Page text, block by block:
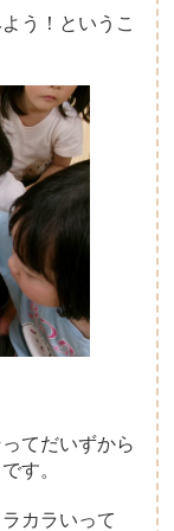
う！というこ
てだいずから
す。
カラいって